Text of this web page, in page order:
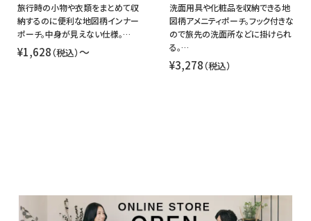
旅行時の小物や衣類をまとめて収
納するのに便利な地図柄インナー
ポーチ。中身が見えない仕様。…
¥1,628 （税込）〜
洗面用具や化粧品を収納できる地
図柄アメニティポーチ。フック付きな
ので旅先の洗面所などに掛けられ
る。…
¥3,278 （税込）